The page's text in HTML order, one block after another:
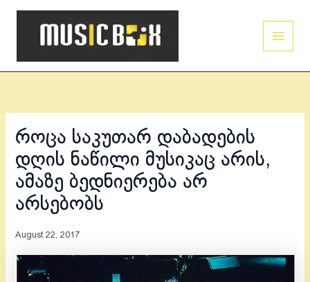
Skip
როცა საკუთარ დაბადების
დღის ნაწილი მუსიკაც არის,
ამაზე ბედნიერება არ
არსებობს
August 22, 2017